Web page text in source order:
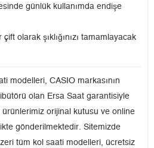
günlük kullanımda endişe
olarak şıklığınızı tamamlayacak
modelleri, CASIO markasının
olan Ersa Saat garantisiyle
ürünlerimiz orijinal kutusu ve online
gönderilmektedir. Sitemizde
tüm kol saati modelleri, ücretsiz